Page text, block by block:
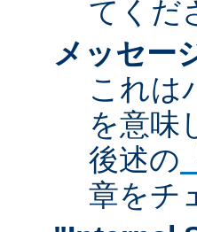
てくだ
メッセー
これは
を意味
後述の
章をチ